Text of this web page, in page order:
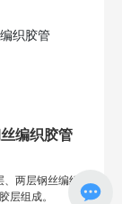
编织胶管
两层钢丝编织层
层组成。